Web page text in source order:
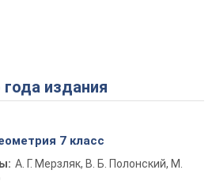
Play Video
года издания
7 класс
А. Г. Мерзляк, В. Б. Полонский, М.